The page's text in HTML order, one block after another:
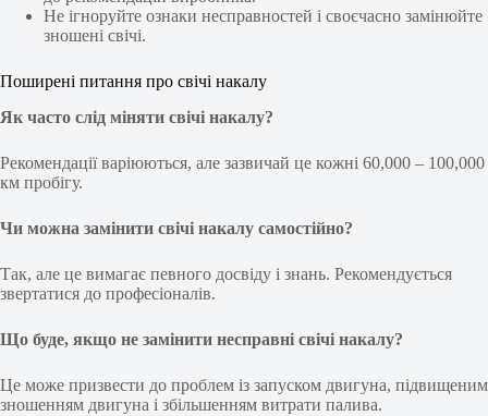
Не ігноруйте ознаки несправностей і своєчасно замінюйте
зношені свічі.
Поширені питання про свічі накалу
Як часто слід міняти свічі накалу?
Рекомендації варіюються, але зазвичай це кожні 60,000 – 100,000
км пробігу.
Чи можна замінити свічі накалу самостійно?
Так, але це вимагає певного досвіду і знань. Рекомендується
звертатися до професіоналів.
Що буде, якщо не замінити несправні свічі накалу?
Це може призвести до проблем із запуском двигуна, підвищеним
зношенням двигуна і збільшенням витрати палива.